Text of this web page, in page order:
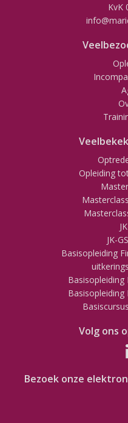
KvK
Opleiding
JK-
Basisopleiding
Basisopleiding
Volg ons
Bezoek onze